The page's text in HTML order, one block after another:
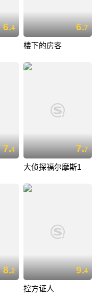
6.4 6.7
楼下的房客
7.4 7.7
大侦探福尔摩斯1
8.2 9.4
控方证人